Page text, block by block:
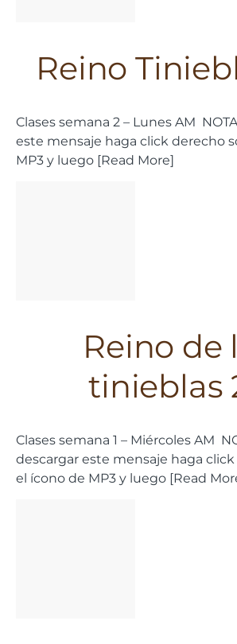
Reino
Clases semana 2 – Lunes AM
este mensaje haga click derecho
MP3 y luego [Read More]
Reino de
tinieblas
Clases semana 1 – Miércoles AM
descargar este mensaje haga
el ícono de MP3 y luego [Read